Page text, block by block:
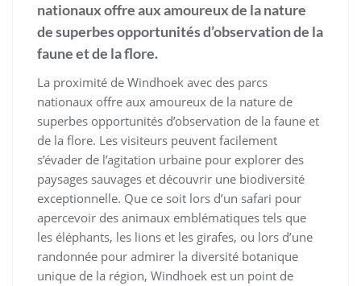
nationaux offre aux amoureux de la nature
de superbes opportunités d’observation de la
faune et de la flore.
La proximité de Windhoek avec des parcs
nationaux offre aux amoureux de la nature de
superbes opportunités d’observation de la faune et
de la flore. Les visiteurs peuvent facilement
s’évader de l’agitation urbaine pour explorer des
paysages sauvages et découvrir une biodiversité
exceptionnelle. Que ce soit lors d’un safari pour
apercevoir des animaux emblématiques tels que
les éléphants, les lions et les girafes, ou lors d’une
randonnée pour admirer la diversité botanique
unique de la région, Windhoek est un point de